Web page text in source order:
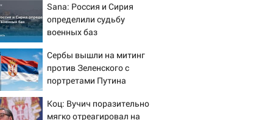
время»
16:17
Мелекесский район первым в
Ульяновской области намолотил более
100 тысяч тонн зерна
15:17
В колледжи и техникумы
Ульяновской области подали более 10
тысяч заявлений
Sana: Россия и Сирия
определили судьбу
военных баз
Сербы вышли на митинг
против Зеленского с
портретами Путина
Коц: Вучич поразительно
мягко отреагировал на